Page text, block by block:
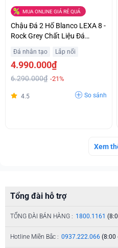
MUA ONLINE GIÁ RẺ QUÁ
Chậu Đá 2 Hố Blanco LEXA 8 -
Rock Grey Chất Liệu Đá
Granite Sang Trọng Giá Tốt
Đá nhân tạo Lắp nổi
4.990.000₫
6.290.000₫ -21%
4.5 So sánh
Xem
Tổng đài hỗ trợ
TỔNG ĐÀI BÁN HÀNG : 1800.1161
Hotline Miền Bắc : 0937.222.066 (8:00